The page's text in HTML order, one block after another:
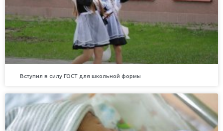
Вступил в силу ГОСТ для школьной формы